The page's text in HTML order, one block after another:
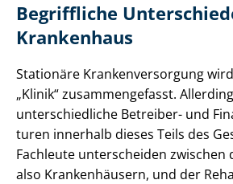
Begriffliche
Krankenhaus
Stationäre Kran­ken­ver­sor­gung
„Klinik“ zusammengefasst.
un­ter­schied­li­che Betreiber- und
tu­ren innerhalb dieses Teils des
Fachleute unterscheiden zwischen
also Krankenhäusern, und der